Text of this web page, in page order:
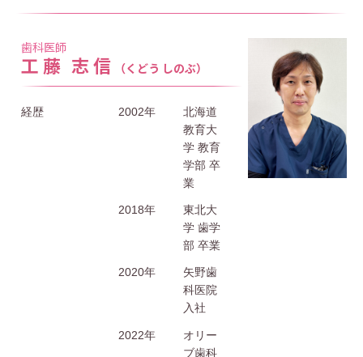
歯科医師
工藤 志信 （くどう しのぶ）
経歴 2002年
北海道
教育大
学 教育
学部 卒
業
2018年
東北大
学 歯学
部 卒業
2020年
矢野歯
科医院
入社
2022年
オリー
ブ歯科